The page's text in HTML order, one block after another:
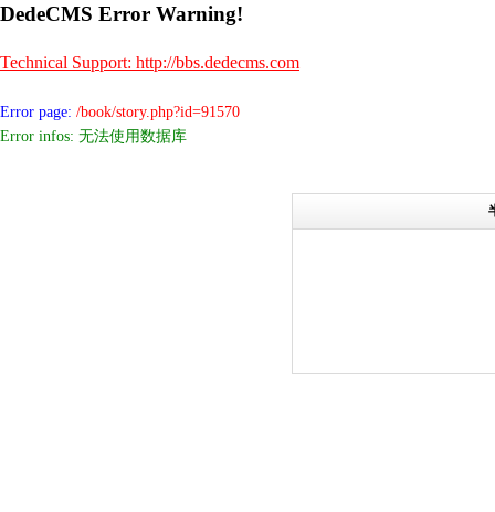
DedeCMS Error Warning!
Technical Support: http://bbs.dedecms.com
Error page: /book/story.php?id=91570
Error infos: 无法使用数据库